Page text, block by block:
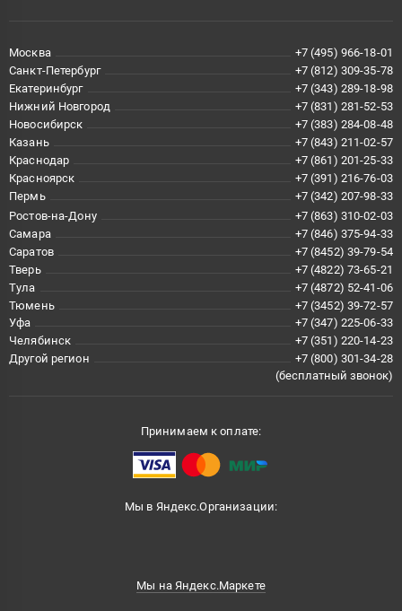
Москва
+7 (495) 966-18-01
Санкт-Петербург
+7 (812) 309-35-78
Екатеринбург
+7 (343) 289-18-98
Нижний Новгород
+7 (831) 281-52-53
Новосибирск
+7 (383) 284-08-48
Казань
+7 (843) 211-02-57
Краснодар
+7 (861) 201-25-33
Красноярск
+7 (391) 216-76-03
Пермь
+7 (342) 207-98-33
Ростов-на-Дону
+7 (863) 310-02-03
Самара
+7 (846) 375-94-33
Саратов
+7 (8452) 39-79-54
Тверь
+7 (4822) 73-65-21
Тула
+7 (4872) 52-41-06
Тюмень
+7 (3452) 39-72-57
Уфа
+7 (347) 225-06-33
Челябинск
+7 (351) 220-14-23
Другой регион
+7 (800) 301-34-28
(бесплатный звонок)
Принимаем к оплате:
Мы в Яндекс.Организации:
Мы на Яндекс.Маркете